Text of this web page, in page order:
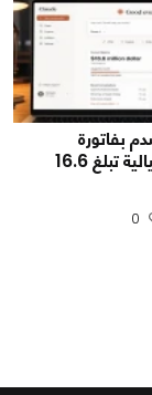
بفاتورة
Claude خيالية تبلغ 16.6
0